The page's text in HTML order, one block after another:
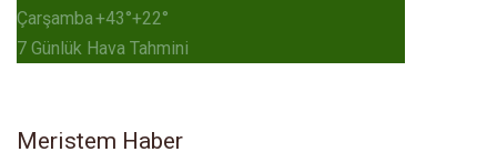
Çarşamba+43°+22°
7 Günlük Hava Tahmini
Meristem Haber